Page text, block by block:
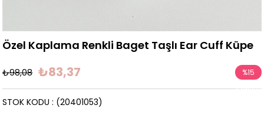
Özel Kaplama Renkli Baget Taşlı Ear Cuff Küpe
₺98,08 ₺83,37 %15
İndirim
(20401053)
STOK KODU